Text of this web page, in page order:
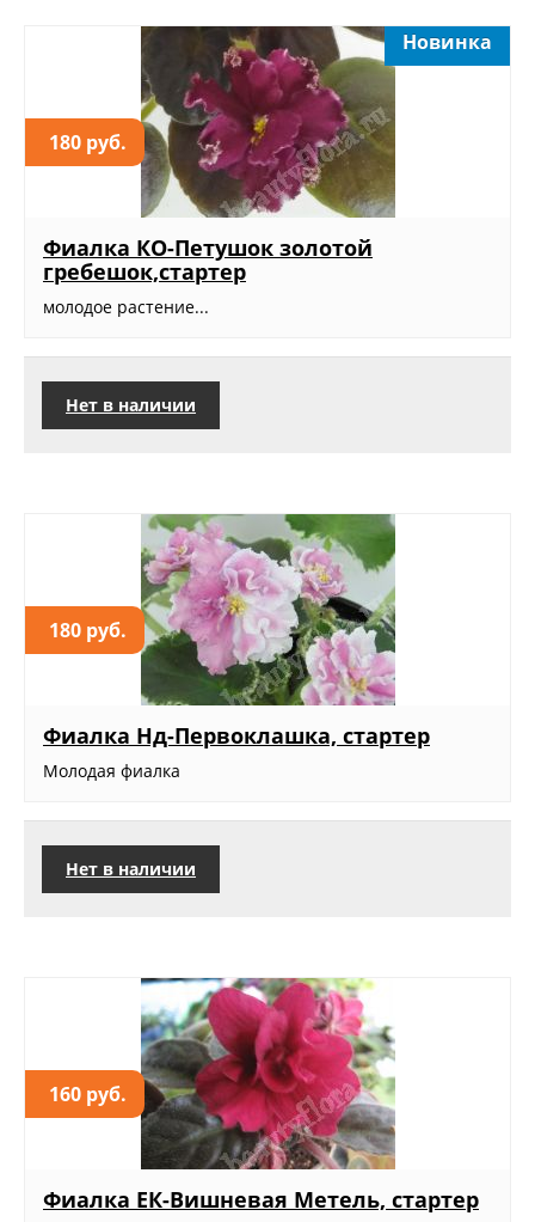
180 руб.
Новинка
Фиалка КО-Петушок золотой
гребешок,стартер
молодое растение...
Нет в наличии
180 руб.
Фиалка Нд-Первоклашка, стартер
Молодая фиалка
Нет в наличии
160 руб.
Фиалка ЕК-Вишневая Метель, стартер